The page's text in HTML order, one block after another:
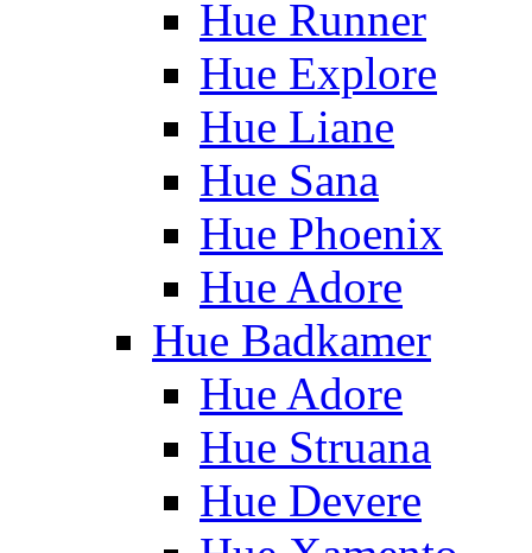
Hue Runner
Hue Explore
Hue Liane
Hue Sana
Hue Phoenix
Hue Adore
Hue Badkamer
Hue Adore
Hue Struana
Hue Devere